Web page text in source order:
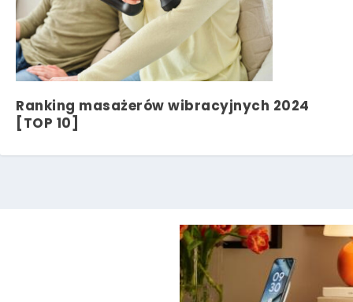
Ranking masażerów wibracyjnych 2024
[TOP 10]